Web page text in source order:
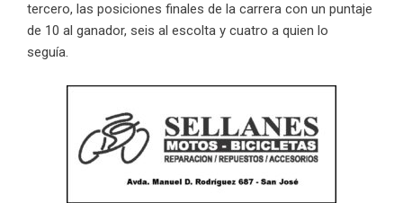
tercero, las posiciones finales de la carrera con un puntaje
de 10 al ganador, seis al escolta y cuatro a quien lo
seguía.